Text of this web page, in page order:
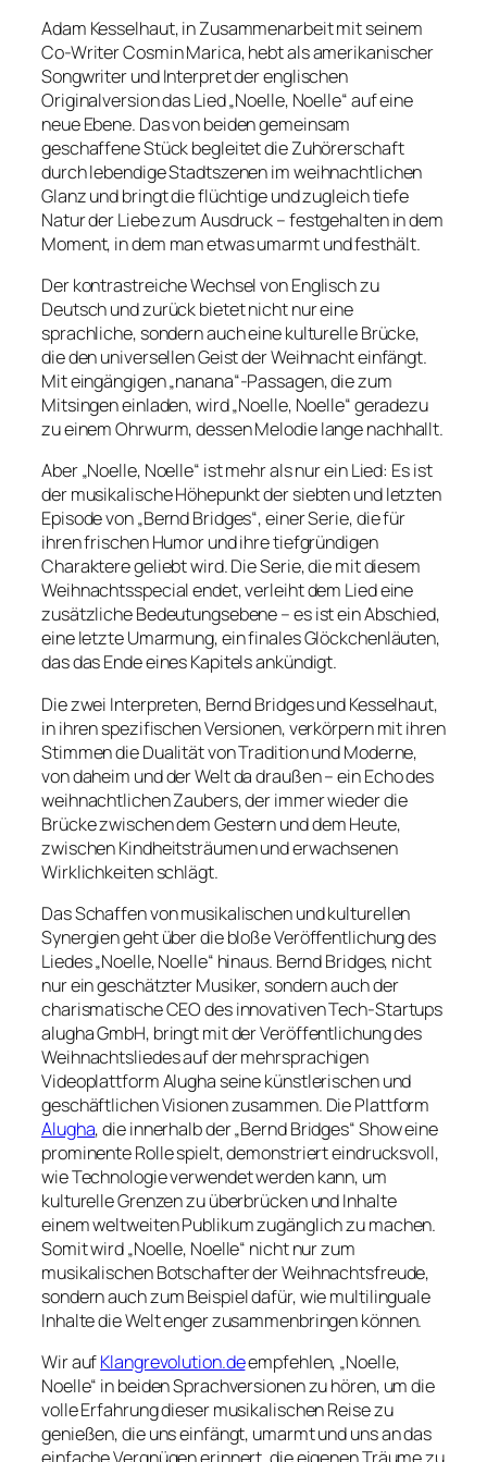
Adam Kesselhaut, in Zusammenarbeit mit seinem
Co-Writer Cosmin Marica, hebt als amerikanischer
Songwriter und Interpret der englischen
Originalversion das Lied „Noelle, Noelle“ auf eine
neue Ebene. Das von beiden gemeinsam
geschaffene Stück begleitet die Zuhörerschaft
durch lebendige Stadtszenen im weihnachtlichen
Glanz und bringt die flüchtige und zugleich tiefe
Natur der Liebe zum Ausdruck – festgehalten in dem
Moment, in dem man etwas umarmt und festhält.
Der kontrastreiche Wechsel von Englisch zu
Deutsch und zurück bietet nicht nur eine
sprachliche, sondern auch eine kulturelle Brücke,
die den universellen Geist der Weihnacht einfängt.
Mit eingängigen „nanana“-Passagen, die zum
Mitsingen einladen, wird „Noelle, Noelle“ geradezu
zu einem Ohrwurm, dessen Melodie lange nachhallt.
Aber „Noelle, Noelle“ ist mehr als nur ein Lied: Es ist
der musikalische Höhepunkt der siebten und letzten
Episode von „Bernd Bridges“, einer Serie, die für
ihren frischen Humor und ihre tiefgründigen
Charaktere geliebt wird. Die Serie, die mit diesem
Weihnachtsspecial endet, verleiht dem Lied eine
zusätzliche Bedeutungsebene – es ist ein Abschied,
eine letzte Umarmung, ein finales Glöckchenläuten,
das das Ende eines Kapitels ankündigt.
Die zwei Interpreten, Bernd Bridges und Kesselhaut,
in ihren spezifischen Versionen, verkörpern mit ihren
Stimmen die Dualität von Tradition und Moderne,
von daheim und der Welt da draußen – ein Echo des
weihnachtlichen Zaubers, der immer wieder die
Brücke zwischen dem Gestern und dem Heute,
zwischen Kindheitsträumen und erwachsenen
Wirklichkeiten schlägt.
Das Schaffen von musikalischen und kulturellen
Synergien geht über die bloße Veröffentlichung des
Liedes „Noelle, Noelle“ hinaus. Bernd Bridges, nicht
nur ein geschätzter Musiker, sondern auch der
charismatische CEO des innovativen Tech-Startups
alugha GmbH, bringt mit der Veröffentlichung des
Weihnachtsliedes auf der mehrsprachigen
Videoplattform Alugha seine künstlerischen und
geschäftlichen Visionen zusammen. Die Plattform
Alugha, die innerhalb der „Bernd Bridges“ Show eine
prominente Rolle spielt, demonstriert eindrucksvoll,
wie Technologie verwendet werden kann, um
kulturelle Grenzen zu überbrücken und Inhalte
einem weltweiten Publikum zugänglich zu machen.
Somit wird „Noelle, Noelle“ nicht nur zum
musikalischen Botschafter der Weihnachtsfreude,
sondern auch zum Beispiel dafür, wie multilinguale
Inhalte die Welt enger zusammenbringen können.
Wir aufKlangrevolution.deempfehlen, „Noelle,
Noelle“ in beiden Sprachversionen zu hören, um die
volle Erfahrung dieser musikalischen Reise zu
genießen, die uns einfängt, umarmt und uns an das